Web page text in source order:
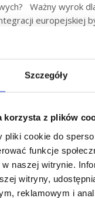
Szczegóły
korzysta z plików
pliki cookie do
funkcje
naszej witrynie.
witryny,
reklamowym i
Ważny wyrok
europejskiej
Dlatego do
swoje drogi dla